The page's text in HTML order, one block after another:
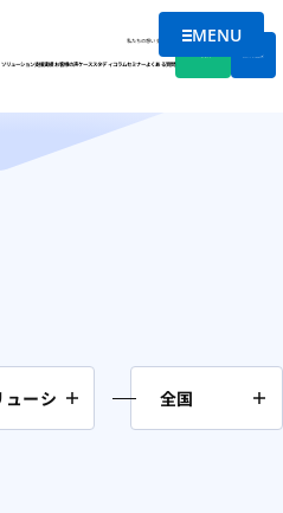
メニュー
MENU
私たちの想い会社情報
ソリューション支援実績お客様の声ケーススタディコラムセミナーよくある質問